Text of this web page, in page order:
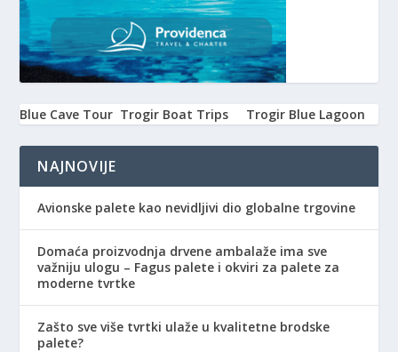
Blue Cave Tour Trogir Boat Trips Trogir Blue Lagoon
NAJNOVIJE
Avionske palete kao nevidljivi dio globalne trgovine
Domaća proizvodnja drvene ambalaže ima sve
važniju ulogu – Fagus palete i okviri za palete za
moderne tvrtke
Zašto sve više tvrtki ulaže u kvalitetne brodske
palete?